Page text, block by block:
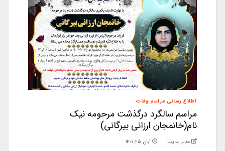
اطلاع رسانی مراسم وفات
مراسم سالگرد درگذشت مرحومه نیک
نام(خانمجان ارزانی بیرگانی)
مدیر سایت آبان ۲۵, ۱۴۰۱